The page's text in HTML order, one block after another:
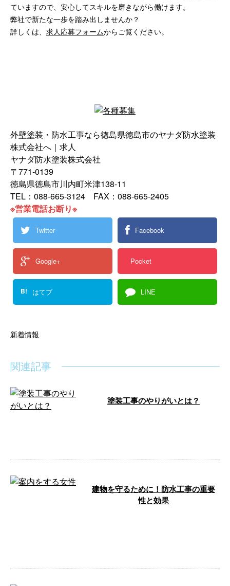
ていますので、安心してスキルを磨きながら働けます。
弊社で新たな一歩を踏み出しませんか？
詳しくは、 求人応募フォームからご覧ください。
外壁塗装・防水工事なら徳島県徳島市のヤナダ防水塗装
株式会社へ｜求人
ヤナダ防水塗装株式会社
〒771-0139
徳島県徳島市川内町米津138-11
TEL：088-665-3124 FAX：088-665-2405
※営業電話お断り※
Twitter Facebook
Google+ Pocket
B! はてブ LINE
新着情報
関連記事
塗装工事のやりがいとは？
建物を守るために！防水工事の重要
性と効果